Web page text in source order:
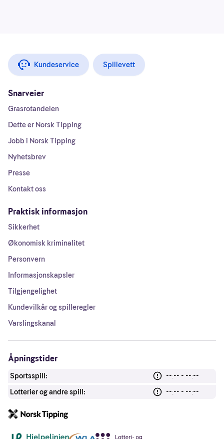
Kundeservice Spillevett
Snarveier
Grasrotandelen
Dette er Norsk Tipping
Jobb i Norsk Tipping
Nyhetsbrev
Presse
Kontakt oss
Praktisk informasjon
Sikkerhet
Økonomisk kriminalitet
Personvern
Informasjonskapsler
Tilgjengelighet
Kundevilkår og spilleregler
Varslingskanal
Åpningstider
Sportsspill:
--:-- - --:--
Lotterier og andre spill:
--:-- - --:--